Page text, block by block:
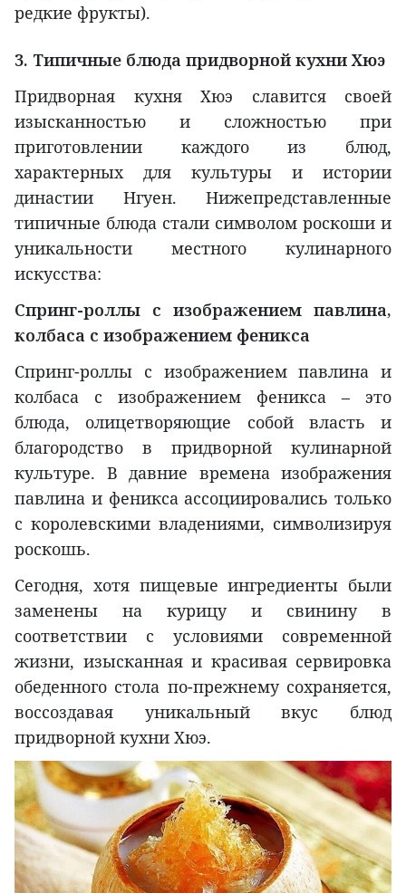
редкие фрукты).
3. Типичные блюда придворной кухни Хюэ
Придворная кухня Хюэ славится своей
изысканностью и сложностью при
приготовлении каждого из блюд,
характерных для культуры и истории
династии Нгуен. Нижепредставленные
типичные блюда стали символом роскоши и
уникальности местного кулинарного
искусства:
Спринг-роллы с изображением павлина,
колбаса с изображением феникса
Спринг-роллы с изображением павлина и
колбаса с изображением феникса – это
блюда, олицетворяющие собой власть и
благородство в придворной кулинарной
культуре. В давние времена изображения
павлина и феникса ассоциировались только
с королевскими владениями, символизируя
роскошь.
Сегодня, хотя пищевые ингредиенты были
заменены на курицу и свинину в
соответствии с условиями современной
жизни, изысканная и красивая сервировка
обеденного стола по-прежнему сохраняется,
воссоздавая уникальный вкус блюд
придворной кухни Хюэ.